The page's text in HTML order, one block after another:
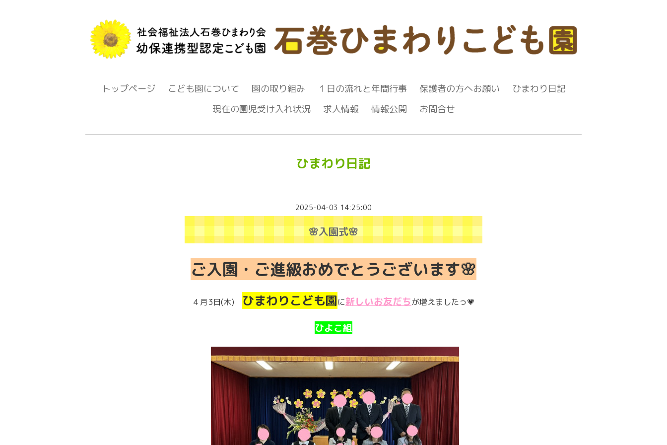
トップページ こども園について 園の取り組み １日の流れと年間行事 保護者の方へお願い
ひまわり日記
現在の園児受け入れ状況
求人情報 情報公開 お問合せ
ひまわり日記
2025-04-03 14:25:00
🌸入園式🌸
ご入園・ご進級おめでとうございます🌸
４月3日(木) ひまわりこども園に新しいお友だちが増えましたっ💗
ひよこ組